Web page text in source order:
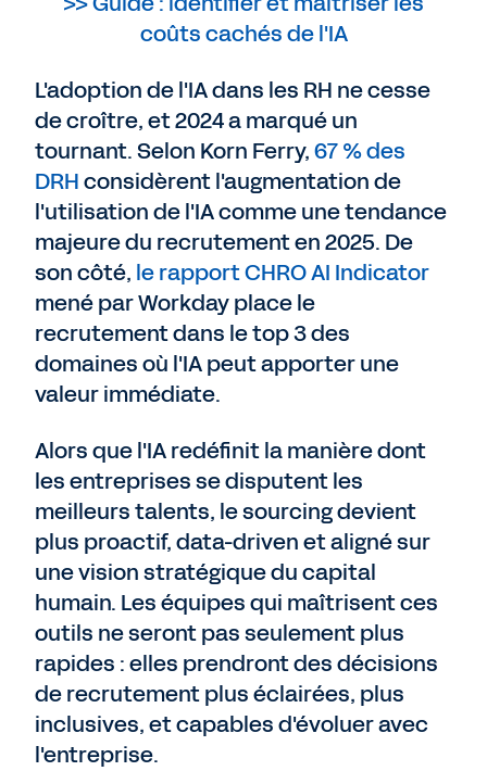
coûts cachés de l'IA
L'adoption de l'IA dans les RH ne cesse
de croître, et 2024 a marqué un
tournant. Selon Korn Ferry,67 % des
DRHconsidèrent l'augmentation de
l'utilisation de l'IA comme une tendance
majeure du recrutement en 2025. De
son côté, le rapport CHRO AI Indicator
mené par Workday place le
recrutement dans le top 3 des
domaines où l'IA peut apporter une
valeur immédiate.
Alors que l'IA redéfinit la manière dont
les entreprises se disputent les
meilleurs talents, le sourcing devient
plus proactif, data-driven et aligné sur
une vision stratégique du capital
humain. Les équipes qui maîtrisent ces
outils ne seront pas seulement plus
rapides : elles prendront des décisions
de recrutement plus éclairées, plus
inclusives, et capables d'évoluer avec
l'entreprise.